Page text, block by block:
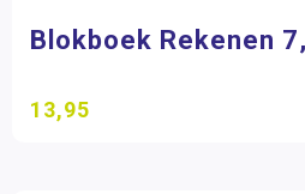
Blokboek Rekenen
13,95